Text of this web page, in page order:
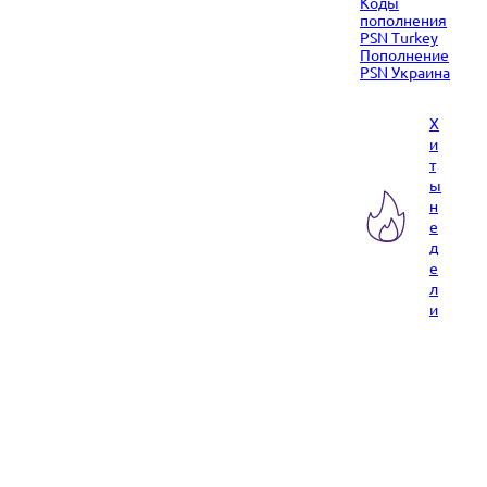
пополнения
PSN Turkey
Пополнение
PSN Украина
Х
и
т
ы
н
е
д
е
л
и